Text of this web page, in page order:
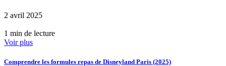
2 avril 2025
1 min de lecture
Voir plus
Comprendre les formules repas de Disneyland Paris (2025)